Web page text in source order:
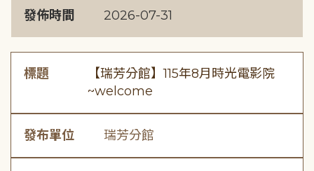
發佈時間 2026-07-31
標題
【瑞芳分館】115年8月時光電影院
~welcome
發布單位 瑞芳分館